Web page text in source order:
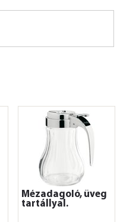
Mézadagoló, üveg
tartállyal.